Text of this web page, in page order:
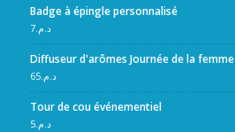
Badge à épingle personnalisé
د.م.7
Diffuseur d'arômes Journée de la femme
د.م.65
Tour de cou événementiel
د.م.5